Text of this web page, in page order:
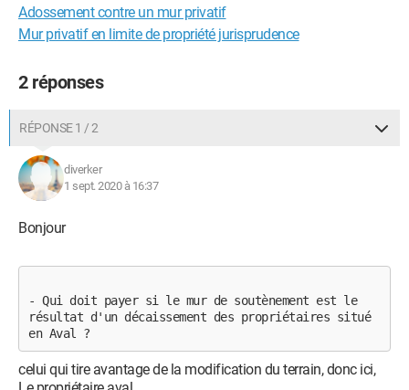
Adossement contre un mur privatif
Mur privatif en limite de propriété jurisprudence
2 réponses
RÉPONSE 1 / 2
diverker
1 sept. 2020 à 16:37
Bonjour
- Qui doit payer si le mur de soutènement est le
résultat d'un décaissement des propriétaires situé
en Aval ?
celui qui tire avantage de la modification du terrain, donc ici,